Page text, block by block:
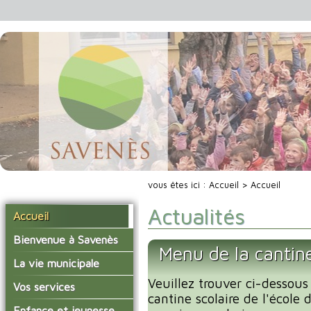
Accueil
Bienvenue à Savenès
Situer Savenès
Savenès en chiffre
L'histoire du village
La vie municipale
Vos élus
Les compte-rendus du
Vos services
La mairie
vous êtes ici : Accueil > Accueil
Actualités
Menu de la
Veuillez trouver ci-
cantine scolaire de l'école